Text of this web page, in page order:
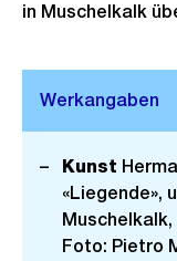
in Muschelkalk
Kunst
«Liegende»,
Muschelkalk,
Foto: Pietro